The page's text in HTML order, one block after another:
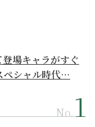
場キャラがすぐ
ペシャル時代…
No.